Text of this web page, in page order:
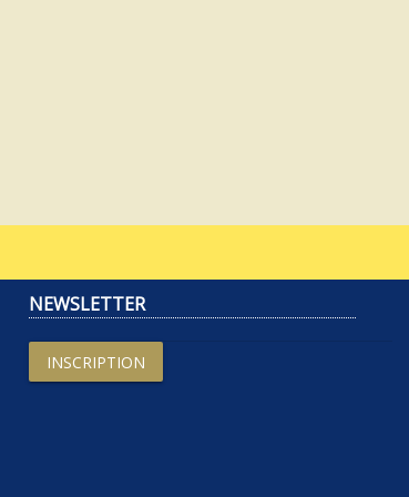
NEWSLETTER
INSCRIPTION